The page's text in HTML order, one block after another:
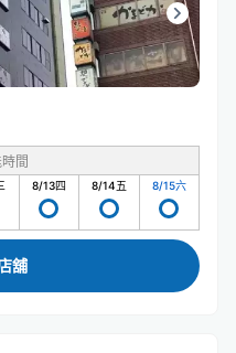
間
8/13四 8/14五 8/15六
舖